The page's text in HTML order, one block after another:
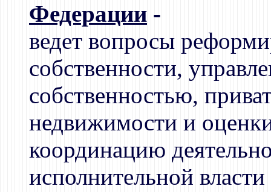
Федерации -
ведет вопросы
собственности,
собственностью,
недвижимости и
координацию
исполнительной